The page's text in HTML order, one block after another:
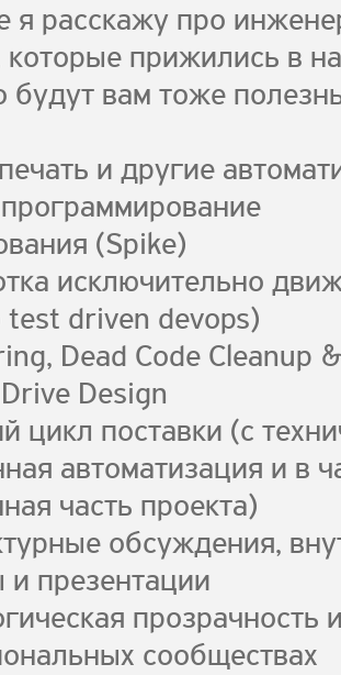
я расскажу про
которые прижились в
будут вам тоже
и другие
(Spike)
исключительно
test driven devops)
Dead Code Cleanup
Design
цикл поставки (с
автоматизация и в
часть проекта)
обсуждения,
презентации
прозрачность
сообществах